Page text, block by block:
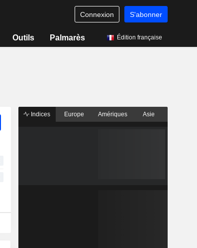
Connexion S'abonner
Outils Palmarès Édition française
Indices Europe Amériques Asie